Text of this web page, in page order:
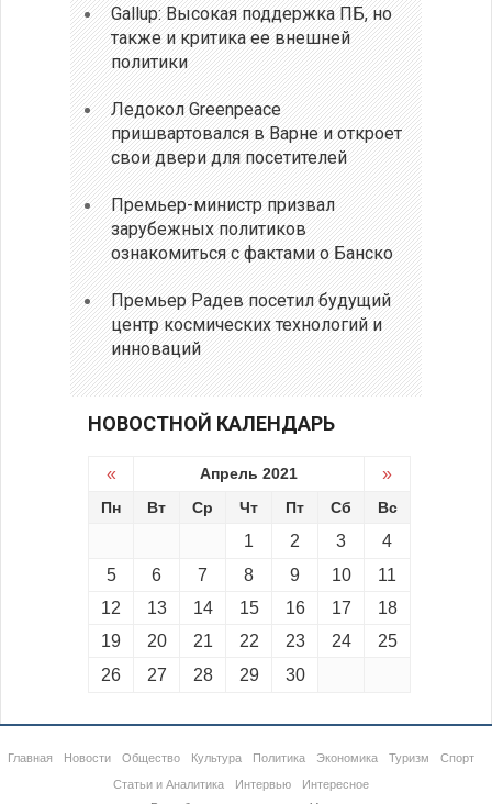
Gallup: Высокая поддержка ПБ, но
также и критика ее внешней
политики
Ледокол Greenpeace
пришвартовался в Варне и откроет
свои двери для посетителей
Премьер-министр призвал
зарубежных политиков
ознакомиться с фактами о Банско
Премьер Радев посетил будущий
центр космических технологий и
инноваций
НОВОСТНОЙ КАЛЕНДАРЬ
« Апрель 2021 »
Пн Вт Ср Чт Пт Сб Вс
1 2 3
4
5
6 7 8 9 10
11
12
13 14 15 16 17
18
19
20 21 22 23 24
25
26
27 28 29 30
Главная Новости Общество Культура Политика Экономика Туризм
Спорт
Статьи и Аналитика
Интервью
Интересное